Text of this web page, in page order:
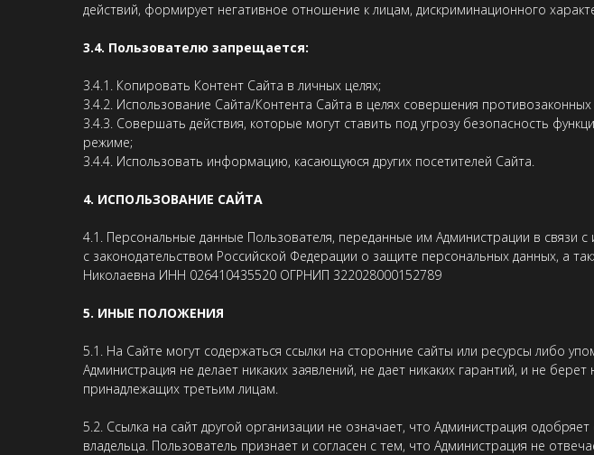
действий, формирует негативное отношение к лицам, дискриминационного
3.4. Пользователю запрещается:
3.4.1. Копировать Контент Сайта в личных целях;
3.4.2. Использование Сайта/Контента Сайта в целях совершения
3.4.3. Совершать действия, которые могут ставить под угрозу безопасность
режиме;
3.4.4. Использовать информацию, касающуюся других посетителей Сайта.
4. ИСПОЛЬЗОВАНИЕ САЙТА
4.1. Персональные данные Пользователя, переданные им Администрации в связи
с законодательством Российской Федерации о защите персональных данных, а
Николаевна ИНН 026410435520 ОГРНИП 322028000152789
5. ИНЫЕ ПОЛОЖЕНИЯ
5.1. На Сайте могут содержаться ссылки на сторонние сайты или ресурсы либо
Администрация не делает никаких заявлений, не дает никаких гарантий, и не
принадлежащих третьим лицам.
5.2. Ссылка на сайт другой организации не означает, что Администрация
владельца. Пользователь признает и согласен с тем, что Администрация не